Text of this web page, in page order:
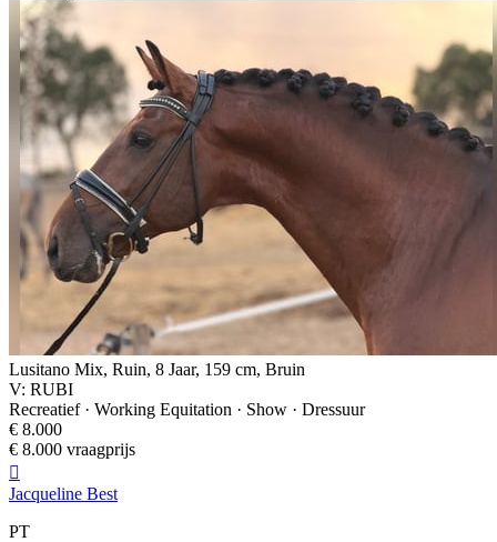
Lusitano Mix, Ruin, 8 Jaar, 159 cm, Bruin
V: RUBI
Recreatief · Working Equitation · Show · Dressuur
€ 8.000
€ 8.000 vraagprijs

Jacqueline Best
PT